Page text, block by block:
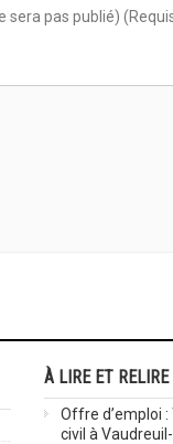
sera pas publié)
À LIRE ET RELIRE
Offre d’emploi
civil à